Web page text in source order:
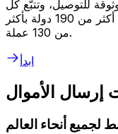
للتوصيل، وتتبّع كل
عملية نقل في الوقت الفعلي. أرسل إلى أكثر من 190 دولة بأكثر
من 130 عملة.
ابدأ
إرسال الأموال
لجميع أنحاء العالم